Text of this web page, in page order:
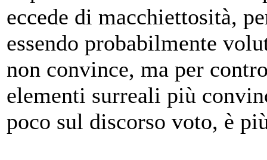
eccede di macchiettosità,
essendo probabilmente
non convince, ma per
elementi surreali più
poco sul discorso voto, è